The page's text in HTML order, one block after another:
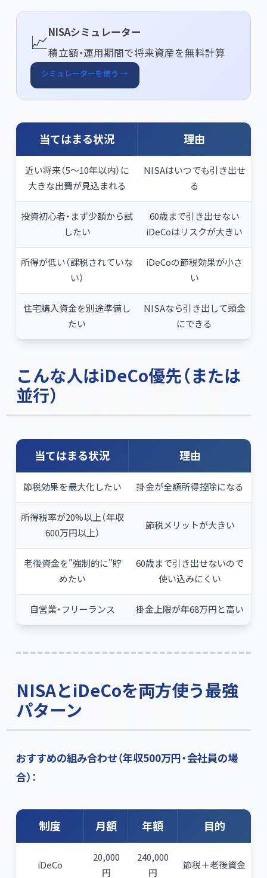
📈
NISAシミュレーター
積立額・運用期間で将来資産を無料計算
シミュレーターを使う →
当てはまる状況 理由
近い将来（5〜10年以内）に
大きな出費が見込まれる
NISAはいつでも引き出せ
る
投資初心者・まず少額から試
したい
60歳まで引き出せない
iDeCoはリスクが大きい
所得が低い（課税されていな
い）
iDeCoの節税効果が小さ
い
住宅購入資金を別途準備し
たい
NISAなら引き出して頭金
にできる
こんな人はiDeCo優先（または
並行）
当てはまる状況 理由
節税効果を最大化したい 掛金が全額所得控除になる
所得税率が20%以上（年収
600万円以上）
節税メリットが大きい
老後資金を"強制的に"貯
めたい
60歳まで引き出せないので
使い込みにくい
自営業・フリーランス 掛金上限が年68万円と高い
NISAとiDeCoを両方使う最強
パターン
おすすめの組み合わせ（年収500万円・会社員の場
合）：
制度 月額 年額 目的
iDeCo
20,000
円
240,000
円
節税＋老後資金